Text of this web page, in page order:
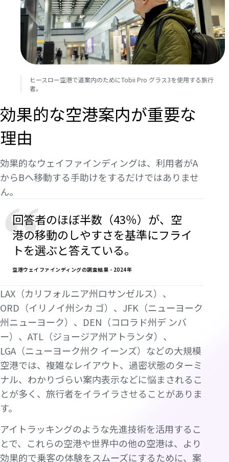
ヒースロー空港で道案内のためにTobii Pro グラス3を使用する旅行
者。
効果的な空港案内が重要な
理由
効果的なウェイファインディングは、利用者がA
からBへ移動する手助けをするだけではありませ
ん。
“
回答者のほぼ半数（43％）が、空
港の移動のしやすさを基準にフライ
トを選ぶと答えている。
空港ウェイファインディングの調査結果 - 2024年
LAX（カリフォルニア州ロサンゼルス）、
ORD（イリノイ州シカ ゴ）、JFK（ニューヨーク
州ニューヨーク）、DEN（コロラド州デ ンバ
ー）、ATL（ジョージア州アトランタ）、
LGA（ニューヨーク州ク イーンズ）などの大規模
空港では、複雑なレイアウト、過密状態のターミ
ナル、わかりづらい案内表示などに悩まされるこ
とが多く、旅行者をイライラさせることがありま
す。
アイトラッキングのような先進技術を活用するこ
とで、これらの空港や世界中の他の空港は、より
効果的で乗客の体験をスムーズにするために、案